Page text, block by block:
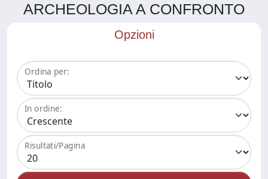
ARCHEOLOGIA A CONFRONTO
Opzioni
Ordina per:
In ordine:
Risultati/Pagina